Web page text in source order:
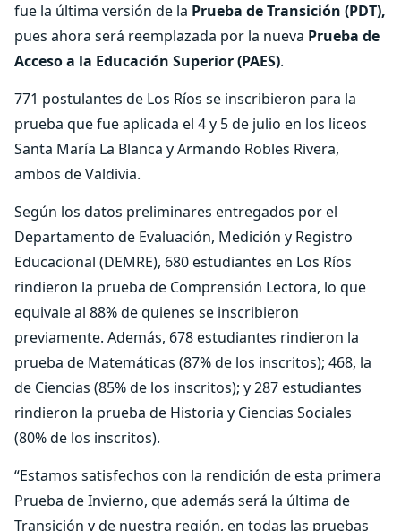
fue la última versión de la Prueba de Transición (PDT),
pues ahora será reemplazada por la nueva Prueba de
Acceso a la Educación Superior (PAES).
771 postulantes de Los Ríos se inscribieron para la
prueba que fue aplicada el 4 y 5 de julio en los liceos
Santa María La Blanca y Armando Robles Rivera,
ambos de Valdivia.
Según los datos preliminares entregados por el
Departamento de Evaluación, Medición y Registro
Educacional (DEMRE), 680 estudiantes en Los Ríos
rindieron la prueba de Comprensión Lectora, lo que
equivale al 88% de quienes se inscribieron
previamente. Además, 678 estudiantes rindieron la
prueba de Matemáticas (87% de los inscritos); 468, la
de Ciencias (85% de los inscritos); y 287 estudiantes
rindieron la prueba de Historia y Ciencias Sociales
(80% de los inscritos).
“Estamos satisfechos con la rendición de esta primera
Prueba de Invierno, que además será la última de
Transición y de nuestra región, en todas las pruebas